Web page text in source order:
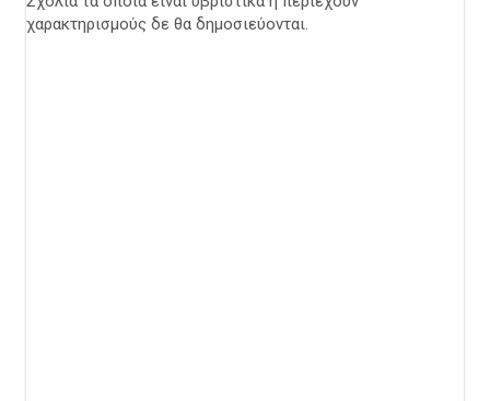
χαρακτηρισμούς δε θα δημοσιεύονται.